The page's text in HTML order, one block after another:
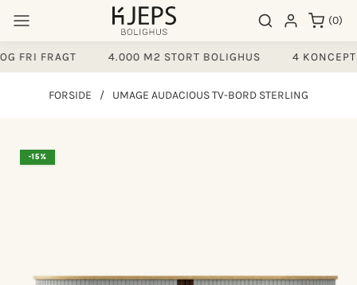
indhold
Søgeresultater
Log ind (0)
0
varer
FRI FRAGT 4.000 M2 STORT BOLIGHUS 4
FORSIDE / UMAGE AUDACIOUS TV-BORD STERLING
-15%
til